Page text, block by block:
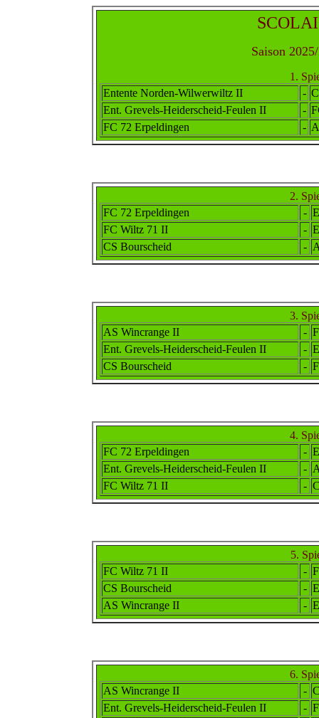
Saison
1.
Entente Norden-Wilwerwiltz II -
Ent. Grevels-Heiderscheid-Feulen II
-
FC 72 Erpeldingen
-
2.
FC 72 Erpeldingen
-
FC Wiltz 71 II
-
CS Bourscheid
-
3.
AS Wincrange II
-
Ent. Grevels-Heiderscheid-Feulen II
-
CS Bourscheid
-
4.
FC 72 Erpeldingen
-
Ent. Grevels-Heiderscheid-Feulen II
-
FC Wiltz 71 II
-
5.
FC Wiltz 71 II
-
CS Bourscheid
-
AS Wincrange II
-
6.
AS Wincrange II
-
Ent. Grevels-Heiderscheid-Feulen II
-